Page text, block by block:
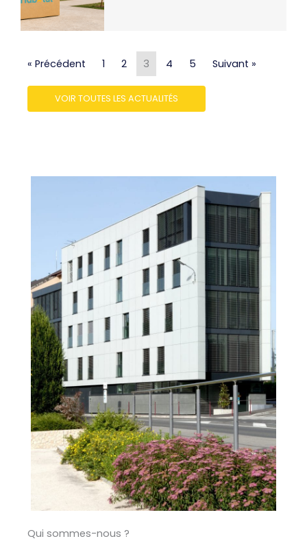
« Précédent 1 2 3 4 5 Suivant »
VOIR TOUTES LES ACTUALITÉS
Qui sommes-nous ?